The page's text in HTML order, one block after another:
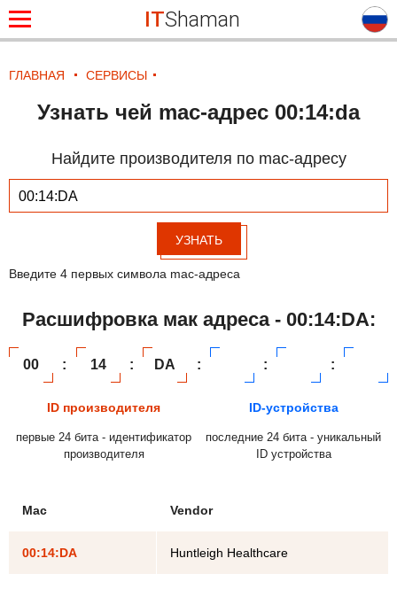
ITShaman
ГЛАВНАЯ СЕРВИСЫ
Узнать чей mac-адрес 00:14:da
Найдите производителя по mac-адресу
УЗНАТЬ
Введите 4 первых символа mac-адреса
Расшифровка мак адреса - 00:14:DA:
00 : 14 : DA : : :
ID производителя
первые 24 бита - идентификатор
производителя
ID-устройства
последние 24 бита - уникальный
ID устройства
Mac Vendor
00:14:DA Huntleigh Healthcare